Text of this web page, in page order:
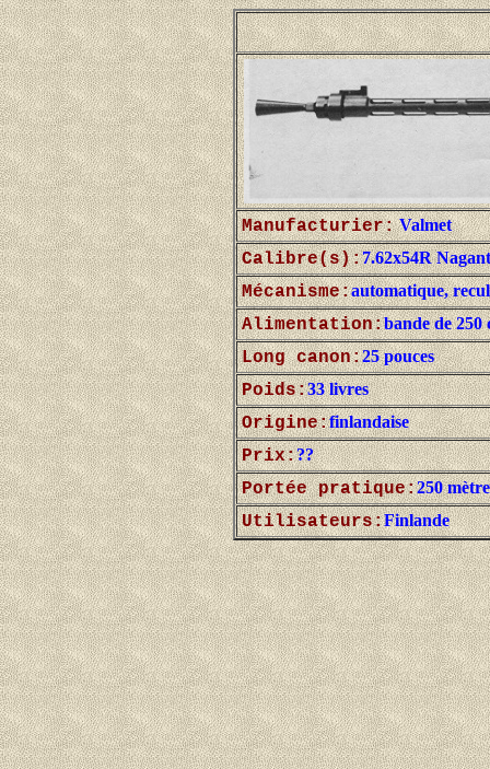
Manufacturier:Valmet
Calibre(s):7.62x54R Nagant
Mécanisme:automatique, recul
Alimentation:bande de 250
Long canon:25 pouces
Poids:33 livres
Origine:finlandaise
Prix:??
Portée pratique:250
Utilisateurs:Finlande